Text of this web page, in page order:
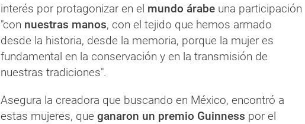
interés por protagonizar en el mundo árabe una participación
"con nuestras manos, con el tejido que hemos armado
desde la historia, desde la memoria, porque la mujer es
fundamental en la conservación y en la transmisión de
nuestras tradiciones".
Asegura la creadora que buscando en México, encontró a
estas mujeres, que ganaron un premio Guinness por el